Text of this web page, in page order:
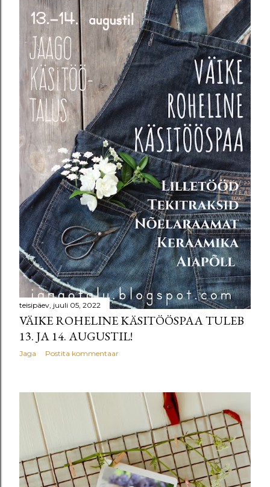
teisipäev, juuli 05, 2022
VÄIKE ROHELINE KÄSITÖÖSPAA TULEB
13. JA 14. AUGUSTIL!
Jaga Postita kommentaar